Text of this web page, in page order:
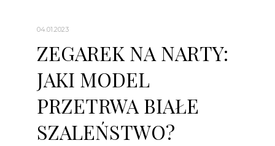
04.01.2023
ZEGAREK NA NARTY:
JAKI MODEL
PRZETRWA BIAŁE
SZALEŃSTWO?